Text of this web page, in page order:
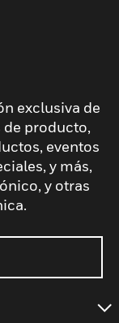
exclusiva de
producto,
eventos
y más,
y otras